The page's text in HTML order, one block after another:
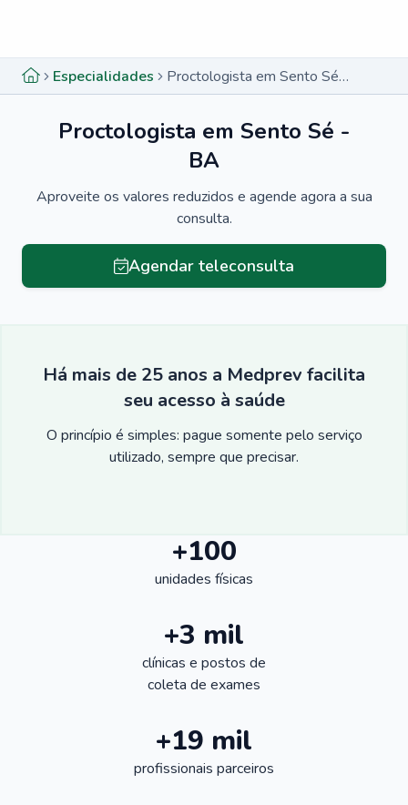
Especialidades Proctologista em Sento Sé - BA
Proctologista em Sento Sé -
BA
Aproveite os valores reduzidos e agende agora a sua
consulta.
Agendar teleconsulta
Há mais de 25 anos a Medprev facilita
seu acesso à saúde
O princípio é simples: pague somente pelo serviço
utilizado, sempre que precisar.
+100
unidades físicas
+3 mil
clínicas e postos de
coleta de exames
+19 mil
profissionais parceiros